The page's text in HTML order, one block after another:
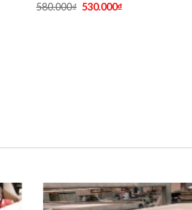
580.000₫ 530.000₫